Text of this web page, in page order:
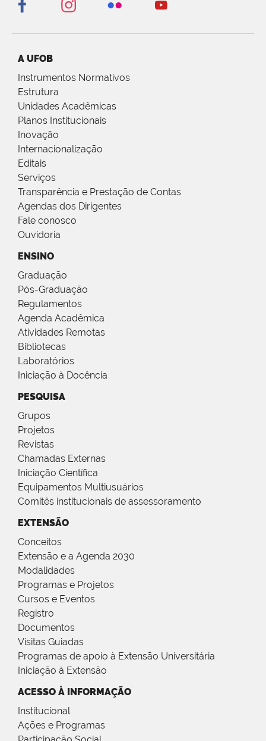
A UFOB
Instrumentos Normativos
Estrutura
Unidades Acadêmicas
Planos Institucionais
Inovação
Internacionalização
Editais
Serviços
Transparência e Prestação de Contas
Agendas dos Dirigentes
Fale conosco
Ouvidoria
ENSINO
Graduação
Pós-Graduação
Regulamentos
Agenda Acadêmica
Atividades Remotas
Bibliotecas
Laboratórios
Iniciação à Docência
PESQUISA
Grupos
Projetos
Revistas
Chamadas Externas
Iniciação Científica
Equipamentos Multiusuários
Comitês institucionais de assessoramento
EXTENSÃO
Conceitos
Extensão e a Agenda 2030
Modalidades
Programas e Projetos
Cursos e Eventos
Registro
Documentos
Visitas Guiadas
Programas de apoio à Extensão Universitária
Iniciação à Extensão
ACESSO À INFORMAÇÃO
Institucional
Ações e Programas